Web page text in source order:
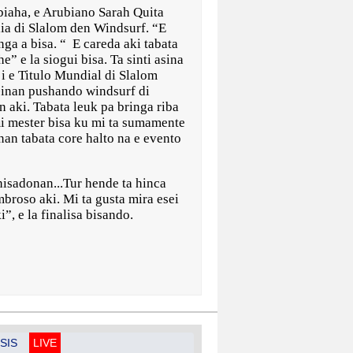
e Arubiano Sarah Quita
di Slalom den Windsurf. “E
a bisa. “ E careda aki tabata
e la siogui bisa. Ta sinti asina
i e Titulo Mundial di Slalom
pushando windsurf di
aki. Tabata leuk pa bringa riba
mester bisa ku mi ta sumamente
tabata core halto na e evento
hende ta hinca
aki. Mi ta gusta mira esei
e la finalisa bisando.
LIVE